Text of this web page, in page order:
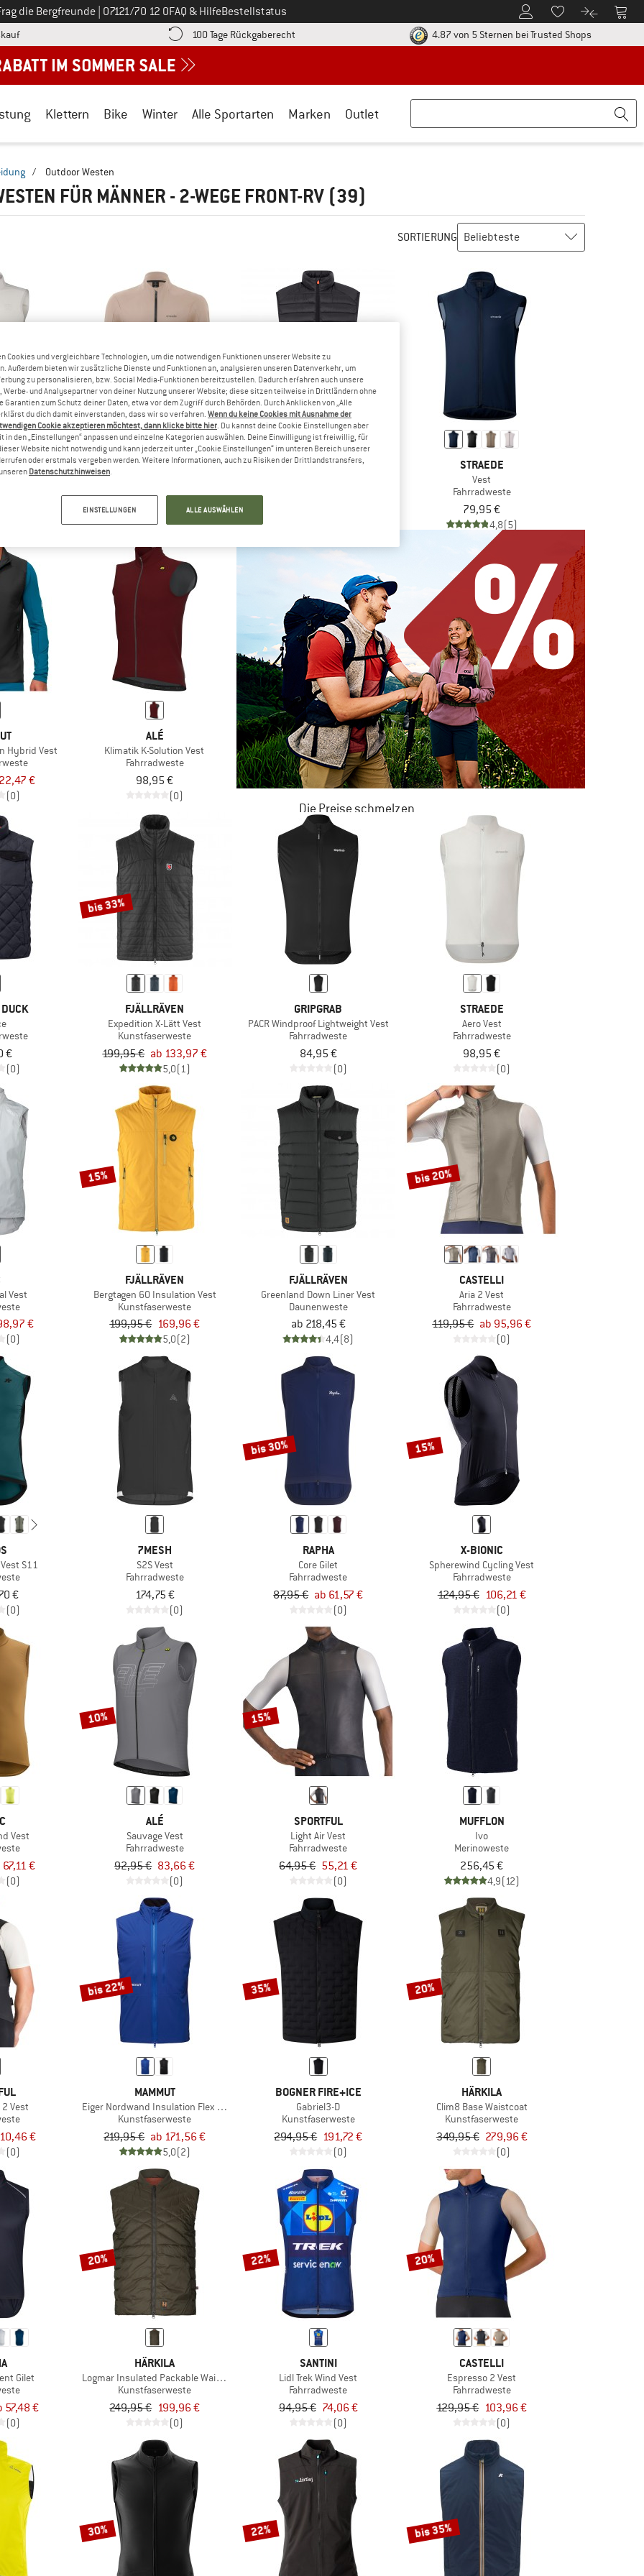
die Bergfreunde Ruf uns an unter
07121/70 12 0FAQ & HilfeBestellstatus Zum KundenkontoZum Merkzettel.
Zum Zum
Finde die Zahlungs-Infos hier! Öffnet sich in einer Infobox
100 Tage Rückgaberecht Gehe hier zu den Rückgabe-Richtlinien Öffnet sich in einer Infobox
4.87 von 5 Sternen bei Trusted ShopsFinde alle
Klettern Bike Winter Alle Sportarten Marken Outlet
/ Outdoor Westen
FÜR MÄNNER - 2-WEGE FRONT-RV (39)
SORTIERUNG
Vest
STRAEDE
(0)
bis 30%
SAVE THE DUCK STRAEDE
Vest
Fahrradweste
79,95 €
4,8(5)
Hybrid Vest
€
(0)
ALÉ
Klimatik K-Solution Vest
Fahrradweste
98,95 €
(0)
Die Preise schmelzen
JETZT BIS ZU 50% RABATT
ZUM SOMMER SALE
€
(0)
bis 33%
FJÄLLRÄVEN
Expedition X-Lätt Vest
Kunstfaserweste
199,95 € ab 133,97 €
5,0(1)
GRIPGRAB
PACR Windproof Lightweight Vest
Fahrradweste
84,95 €
(0)
STRAEDE
Aero Vest
Fahrradweste
98,95 €
(0)
Vest
€
(0)
15%
FJÄLLRÄVEN
Bergtagen 60 Insulation Vest
Kunstfaserweste
199,95 € 169,96 €
5,0(2)
FJÄLLRÄVEN
Greenland Down Liner Vest
Daunenweste
ab 218,45 €
4,4(8)
bis 20%
CASTELLI
Aria 2 Vest
Fahrradweste
119,95 € ab 95,96 €
(0)
S11
€
(0)
7MESH
S2S Vest
Fahrradweste
174,75 €
(0)
bis 30%
RAPHA
Core Gilet
Fahrradweste
87,95 € ab 61,57 €
(0)
15%
X-BIONIC
Spherewind Cycling Vest
Fahrradweste
124,95 € 106,21 €
(0)
Vest
67,11 €
(0)
10%
ALÉ
Sauvage Vest
Fahrradweste
92,95 € 83,66 €
(0)
15%
SPORTFUL
Light Air Vest
Fahrradweste
64,95 € 55,21 €
(0)
MUFFLON
Ivo
Merinoweste
256,45 €
4,9(12)
Vest
€
(0)
bis 22%
MAMMUT
Eiger Nordwand Insulation Flex Air Vest
Kunstfaserweste
219,95 € ab 171,56 €
5,0(2)
35%
BOGNER FIRE+ICE
Gabriel3-D
Kunstfaserweste
294,95 € 191,72 €
(0)
20%
HÄRKILA
Clim8 Base Waistcoat
Kunstfaserweste
349,95 € 279,96 €
(0)
Gilet
57,48 €
(0)
20%
HÄRKILA
Logmar Insulated Packable Waistcoat
Kunstfaserweste
249,95 € 199,96 €
(0)
22%
SANTINI
Lidl Trek Wind Vest
Fahrradweste
94,95 € 74,06 €
(0)
20%
CASTELLI
Espresso 2 Vest
Fahrradweste
129,95 € 103,96 €
(0)
30% 22% bis 35%
Cookies und vergleichbare Technologien, um die notwendigen Funktionen unserer Website zu
Außerdem bieten wir zusätzliche Dienste und Funktionen an, analysieren unseren Datenverkehr, um
zu personalisieren, bzw. Social Media-Funktionen bereitzustellen. Dadurch erfahren auch unsere
Werbe- und Analysepartner von deiner Nutzung unserer Website; diese sitzen teilweise in Drittländern ohne
Garantien zum Schutz deiner Daten, etwa vor dem Zugriff durch Behörden. Durch Anklicken von „Alle
du dich damit einverstanden, dass wir so verfahren. Wenn du keine Cookies mit Ausnahme der
Cookie akzeptieren möchtest, dann klicke bitte hier. Du kannst deine Cookie Einstellungen aber
in den „Einstellungen“ anpassen und einzelne Kategorien auswählen. Deine Einwilligung ist freiwillig, für
Website nicht notwendig und kann jederzeit unter „Cookie Einstellungen“ im unteren Bereich unserer
oder erstmals vergeben werden. Weitere Informationen, auch zu Risiken der Drittlandstransfers,
Datenschutzhinweisen.
EINSTELLUNGEN ALLE AUSWÄHLEN